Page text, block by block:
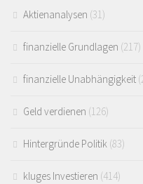
Aktienanalysen (31)
finanzielle Grundlagen (217)
finanzielle Unabhängigkeit
Geld verdienen (126)
Hintergründe Politik (83)
kluges Investieren (414)